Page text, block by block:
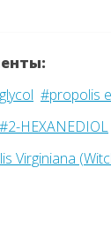
#propolis
#2-HEXANEDIOL
Virginiana